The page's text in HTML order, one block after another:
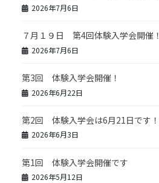
2026年7月6日
７月１９日 第4回体験入学会開催！
2026年7月6日
第3回 体験入学会開催！
2026年6月22日
第2回 体験入学会は6月21日です！
2026年6月3日
第1回 体験入学会開催です
2026年5月12日